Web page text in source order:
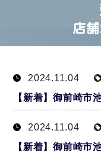
店
2024.11.04
【新着】御前崎市
2024.11.04
【新着】御前崎市